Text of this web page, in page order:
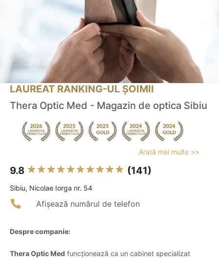
LAUREAT RANKING-UL ȘOIMII
Thera Optic Med - Magazin de optica Sibiu
Arată mai multe >>
9.8 (141)
Sibiu, Nicolae Iorga nr. 54
Afișează numărul de telefon
Despre companie:
Thera Optic Med funcționează ca un cabinet specializat